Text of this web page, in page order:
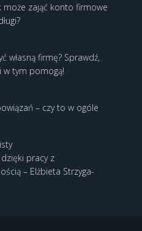
może zająć konto firmowe
własną firmę? Sprawdź,
w tym pomogą!
– czy to w ogóle
pracy z
– Elżbieta Strzyga-